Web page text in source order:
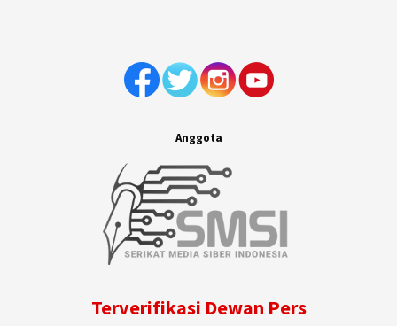
Anggota
Terverifikasi Dewan Pers